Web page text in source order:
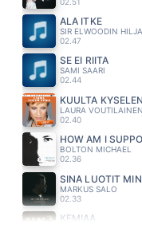
ÄLÄ ITKE
SIR ELWOODIN
02.47
SE EI RIITA
SAMI SAARI
02.44
KUULTA KYSELEN
LAURA VOUTILAINEN
02.40
HOW AM I
BOLTON MICHAEL
02.36
SINÄ LUOTIT
MARKUS SALO
02.33
KEMIAA